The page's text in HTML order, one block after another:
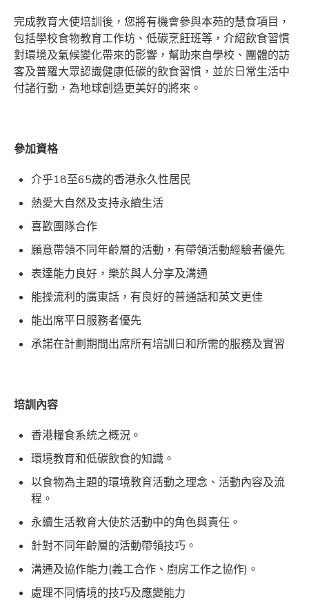
完成教育大使培訓後，您將有機會參與本苑的慧食項目，
包括學校食物教育工作坊、低碳烹飪班等，介紹飲食習慣
對環境及氣候變化帶來的影響，幫助來自學校、團體的訪
客及普羅大眾認識健康低碳的飲食習慣，並於日常生活中
付諸行動，為地球創造更美好的將來。
參加資格
介乎18至65歲的香港永久性居民
熱愛大自然及支持永續生活
喜歡團隊合作
願意帶領不同年齡層的活動，有帶領活動經驗者優先
表達能力良好，樂於與人分享及溝通
能操流利的廣東話，有良好的普通話和英文更佳
能出席平日服務者優先
承諾在計劃期間出席所有培訓日和所需的服務及實習
培訓內容
香港糧食系統之概況。
環境教育和低碳飲食的知識。
以食物為主題的環境教育活動之理念、活動內容及流
程。
永續生活教育大使於活動中的角色與責任。
針對不同年齡層的活動帶領技巧。
溝通及協作能力(義工合作、廚房工作之協作)。
處理不同情境的技巧及應變能力